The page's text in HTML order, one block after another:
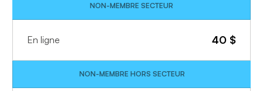
NON-MEMBRE SECTEUR
En ligne 40$
NON-MEMBRE HORS SECTEUR